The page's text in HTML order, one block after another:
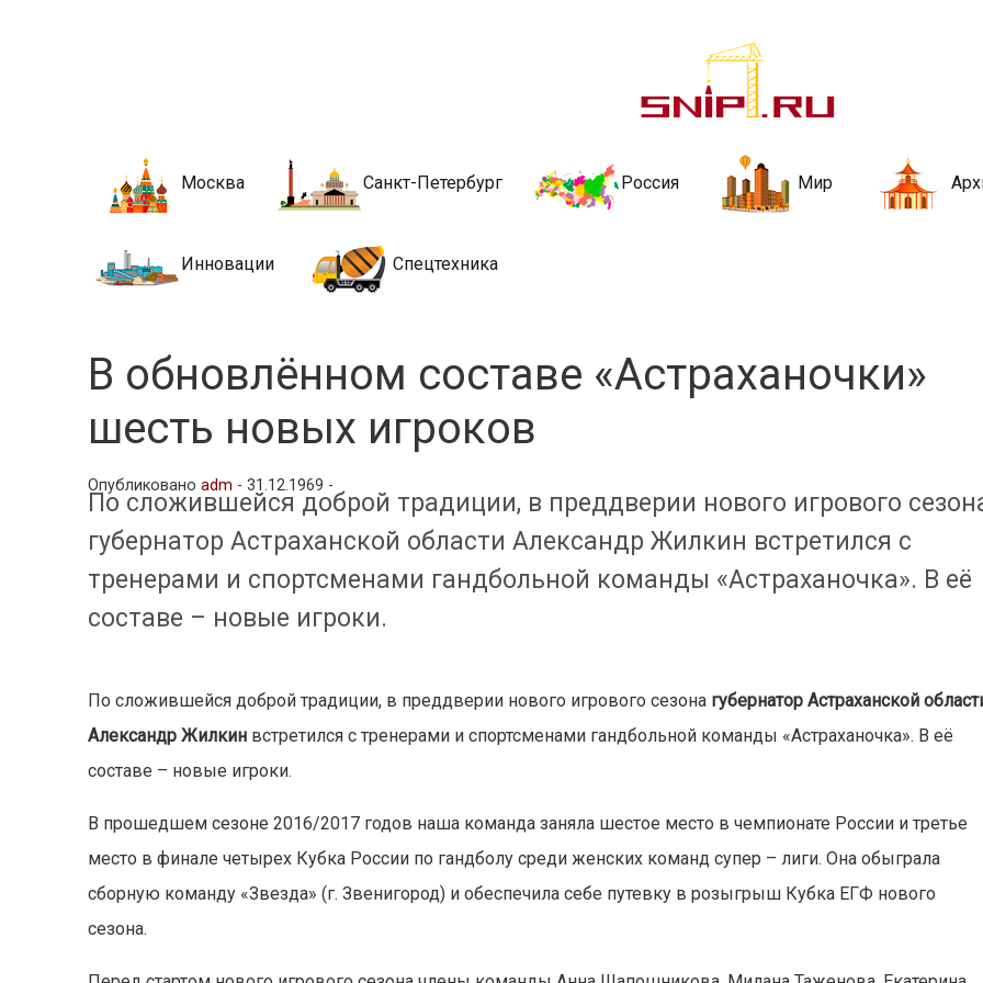
Новости строительства и
стройкой рубрики
Москва Санкт-Петербург Россия Мир
Инновации Спецтехника
В обновлённом составе «Астраханочки»
шесть новых игроков
Опубликованоadm -31.12.1969 -
По сложившейся доброй традиции, в преддверии нового игрового
губернатор Астраханской области Александр Жилкин встретился с
тренерами и спортсменами гандбольной команды «Астраханочка». В её
составе – новые игроки.
По сложившейся доброй традиции, в преддверии нового игрового сезона губернатор Астраханской
Александр Жилкин встретился с тренерами и спортсменами гандбольной команды «Астраханочка». В её
составе – новые игроки.
В прошедшем сезоне 2016/2017 годов наша команда заняла шестое место в чемпионате России и третье
место в финале четырех Кубка России по гандболу среди женских команд супер – лиги. Она обыграла
сборную команду «Звезда» (г. Звенигород) и обеспечила себе путевку в розыгрыш Кубка ЕГФ нового
сезона.